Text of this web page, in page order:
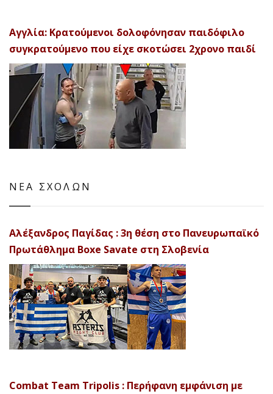
Αγγλία: Κρατούμενοι δολοφόνησαν παιδόφιλο
συγκρατούμενο που είχε σκοτώσει 2χρονο παιδί
ΝΕΑ ΣΧΟΛΩΝ
Αλέξανδρος Παγίδας : 3η θέση στο Πανευρωπαϊκό
Πρωτάθλημα Boxe Savate στη Σλοβενία
Combat Team Tripolis : Περήφανη εμφάνιση με